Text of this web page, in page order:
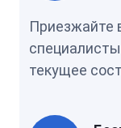
Приезжайте
текущее